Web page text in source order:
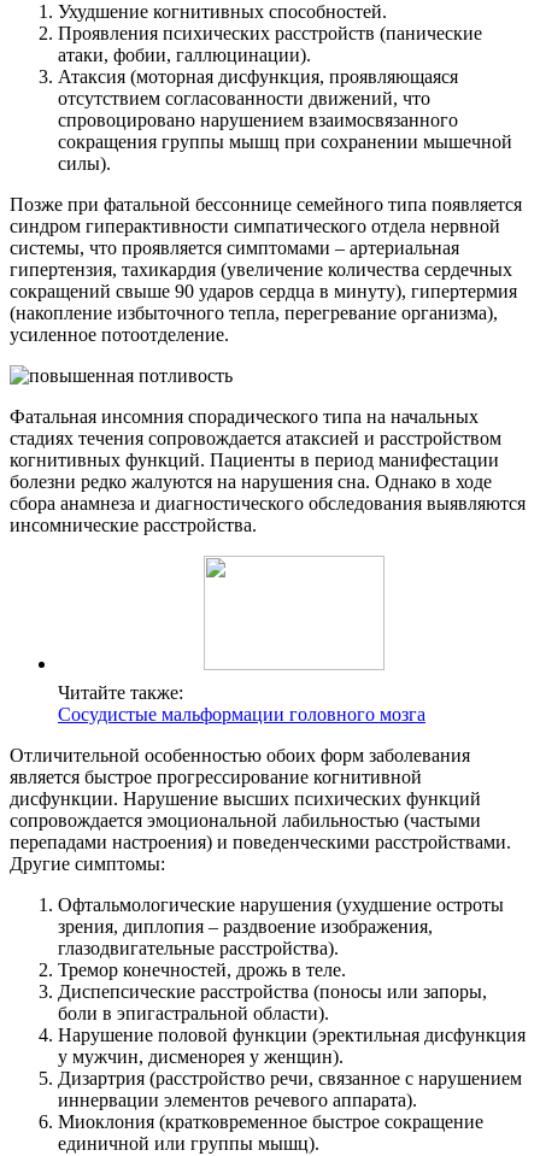
Ухудшение когнитивных способностей.
Проявления психических расстройств (панические
атаки, фобии, галлюцинации).
Атаксия (моторная дисфункция, проявляющаяся
отсутствием согласованности движений, что
спровоцировано нарушением взаимосвязанного
сокращения группы мышц при сохранении мышечной
силы).
Позже при фатальной бессоннице семейного типа появляется
синдром гиперактивности симпатического отдела нервной
системы, что проявляется симптомами – артериальная
гипертензия, тахикардия (увеличение количества сердечных
сокращений свыше 90 ударов сердца в минуту), гипертермия
(накопление избыточного тепла, перегревание организма),
усиленное потоотделение.
Фатальная инсомния спорадического типа на начальных
стадиях течения сопровождается атаксией и расстройством
когнитивных функций. Пациенты в период манифестации
болезни редко жалуются на нарушения сна. Однако в ходе
сбора анамнеза и диагностического обследования выявляются
инсомнические расстройства.
Читайте также:
Сосудистые мальформации головного мозга
Отличительной особенностью обоих форм заболевания
является быстрое прогрессирование когнитивной
дисфункции. Нарушение высших психических функций
сопровождается эмоциональной лабильностью (частыми
перепадами настроения) и поведенческими расстройствами.
Другие симптомы:
Офтальмологические нарушения (ухудшение остроты
зрения, диплопия – раздвоение изображения,
глазодвигательные расстройства).
Тремор конечностей, дрожь в теле.
Диспепсические расстройства (поносы или запоры,
боли в эпигастральной области).
Нарушение половой функции (эректильная дисфункция
у мужчин, дисменорея у женщин).
Дизартрия (расстройство речи, связанное с нарушением
иннервации элементов речевого аппарата).
Миоклония (кратковременное быстрое сокращение
единичной или группы мышц).